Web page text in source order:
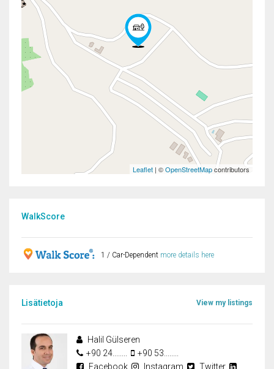
Leaflet | ©OpenStreetMapcontributors
WalkScore
1 / Car-Dependent more details here
Lisätietoja View my listings
Halil Gülseren
+90 24........
+90 53........
Facebook
Instagram
Twitter